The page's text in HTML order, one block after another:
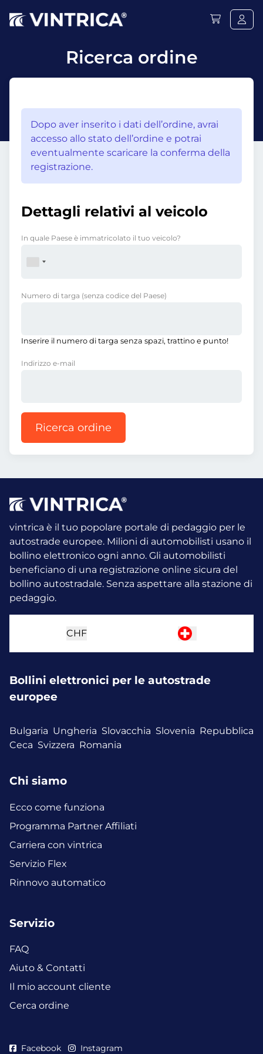
Ricerca ordine
Dopo aver inserito i dati dell’ordine, avrai
accesso allo stato dell’ordine e potrai
eventualmente scaricare la conferma della
registrazione.
Dettagli relativi al veicolo
In quale Paese è immatricolato il tuo veicolo?
Numero di targa (senza codice del Paese)
Inserire il numero di targa senza spazi, trattino e punto!
Indirizzo e-mail
Ricerca ordine
vintrica è il tuo popolare portale di pedaggio per le
autostrade europee. Milioni di automobilisti usano il
bollino elettronico ogni anno. Gli automobilisti
beneficiano di una registrazione online sicura del
bollino autostradale. Senza aspettare alla stazione di
pedaggio.
CHF
Bollini elettronici per le autostrade
europee
Bulgaria Ungheria Slovacchia Slovenia Repubblica
Ceca Svizzera Romania
Chi siamo
Ecco come funziona
Programma Partner Affiliati
Carriera con vintrica
Servizio Flex
Rinnovo automatico
Servizio
FAQ
Aiuto & Contatti
Il mio account cliente
Cerca ordine
Facebook Instagram